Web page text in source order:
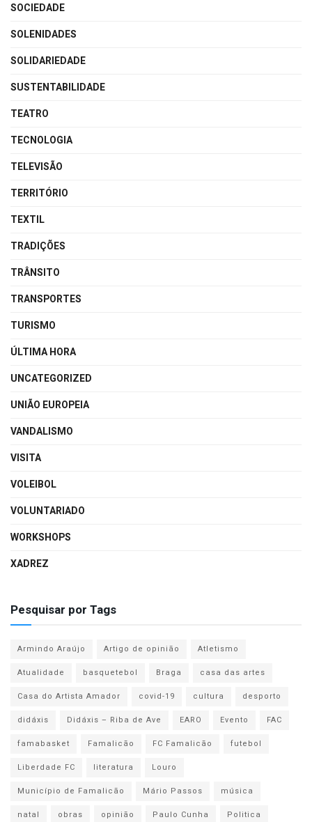
SOCIEDADE
SOLENIDADES
SOLIDARIEDADE
SUSTENTABILIDADE
TEATRO
TECNOLOGIA
TELEVISÃO
TERRITÓRIO
TEXTIL
TRADIÇÕES
TRÂNSITO
TRANSPORTES
TURISMO
ÚLTIMA HORA
UNCATEGORIZED
UNIÃO EUROPEIA
VANDALISMO
VISITA
VOLEIBOL
VOLUNTARIADO
WORKSHOPS
XADREZ
Pesquisar por Tags
Armindo Araújo Artigo de opinião
Atletismo
Atualidade
basquetebol Braga
casa das artes
Casa do Artista Amador
covid-19 cultura
desporto
didáxis
Didáxis – Riba de Ave EARO Evento
FAC
famabasket
Famalicão FC Famalicão
futebol
Liberdade FC
literatura
Louro
Município de Famalicão
Mário Passos
música
natal
obras opinião Paulo Cunha
Politica